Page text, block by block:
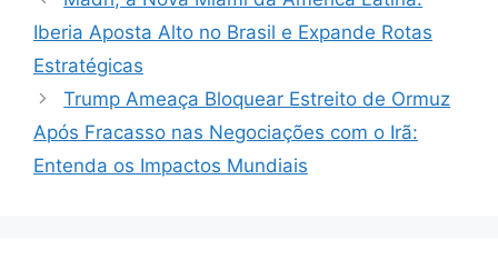
Iberia Aposta Alto no Brasil e Expande Rotas
Estratégicas
Trump Ameaça Bloquear Estreito de Ormuz
Após Fracasso nas Negociações com o Irã:
Entenda os Impactos Mundiais